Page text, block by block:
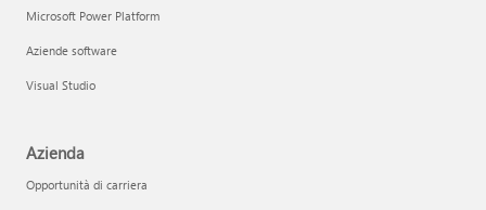
Microsoft Power Platform
Aziende software
Visual Studio
Azienda
Opportunità di carriera